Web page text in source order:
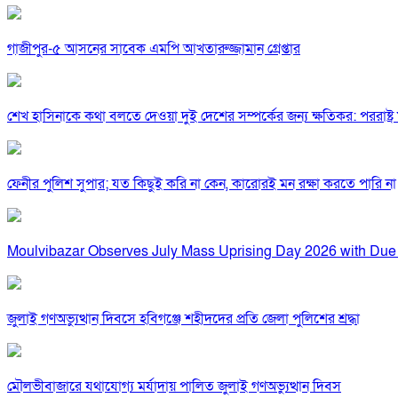
গাজীপুর-৫ আসনের সাবেক এমপি আখতারুজ্জামান গ্রেপ্তার
শেখ হাসিনাকে কথা বলতে দেওয়া দুই দেশের সম্পর্কের জন্য ক্ষতিকর: পররাষ্ট্র
ফেনীর পুলিশ সুপার; যত কিছুই করি না কেন, কারোরই মন রক্ষা করতে পারি না
Moulvibazar Observes July Mass Uprising Day 2026 with
জুলাই গণঅভ্যুত্থান দিবসে হবিগঞ্জে শহীদদের প্রতি জেলা পুলিশের শ্রদ্ধা
মৌলভীবাজারে যথাযোগ্য মর্যাদায় পালিত জুলাই গণঅভ্যুত্থান দিবস